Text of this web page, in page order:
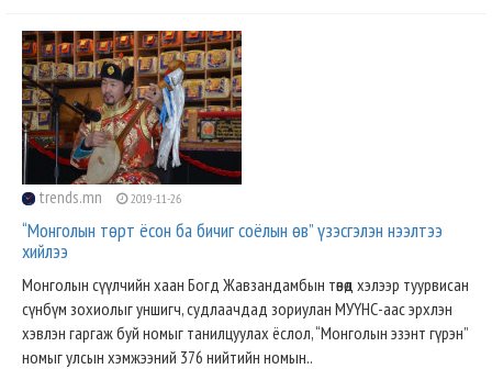
trends.mn 2019-11-26
“Монголын төрт ёсон ба бичиг соёлын өв” үзэсгэлэн нээлтээ
хийлээ
Монголын сүүлчийн хаан Богд Жавзандамбын төвөд хэлээр туурвисан
сүнбүм зохиолыг уншигч, судлаачдад зориулан МУҮНС-аас эрхлэн
хэвлэн гаргаж буй номыг танилцуулах ёслол, “Монголын эзэнт гүрэн”
номыг улсын хэмжээний 376 нийтийн номын..